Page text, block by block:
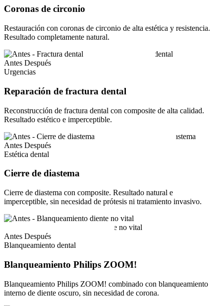
Coronas de circonio
Restauración con coronas de circonio de alta estética y resistencia.
Resultado completamente natural.
Antes Después
Urgencias
Reparación de fractura dental
Reconstrucción de fractura dental con composite de alta calidad.
Resultado estético e imperceptible.
Antes Después
Estética dental
Cierre de diastema
Cierre de diastema con composite. Resultado natural e
imperceptible, sin necesidad de prótesis ni tratamiento invasivo.
Antes Después
Blanqueamiento dental
Blanqueamiento Philips ZOOM!
Blanqueamiento Philips ZOOM! combinado con blanqueamiento
interno de diente oscuro, sin necesidad de corona.